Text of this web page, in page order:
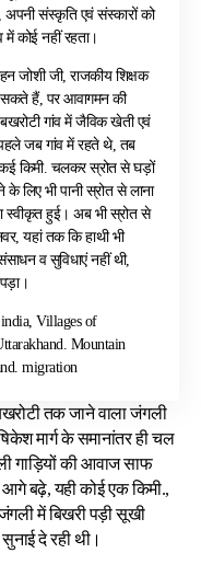
संस्कृति एवं संस्कारों को
में कोई नहीं रहता।
जोशी जी, राजकीय शिक्षक
सकते हैं, पर आवागमन की
बखरोटी गांव में जैविक खेती एवं
जब गांव में रहते थे, तब
कई किमी. चलकर स्रोत से घड़ों
लिए भी पानी स्रोत से लाना
स्वीकृत हुई। अब भी स्रोत से
यहां तक कि हाथी भी
व सुविधाएं नहीं थी,
Villages of
Mountain
migration
तक जाने वाला जंगली
मार्ग के समानांतर ही चल
गाड़ियों की आवाज साफ
बढ़े, यही कोई एक किमी.,
में बिखरी पड़ी सूखी
दे रही थी।